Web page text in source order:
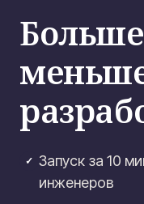
✓ Запуск за 10
инженеров